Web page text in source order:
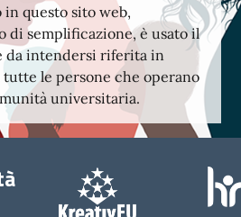
questo sito web,
di semplificazione, è usato il
da intendersi riferita in
le persone che operano
universitaria.